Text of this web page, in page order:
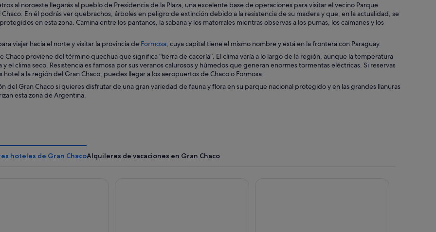
v
e
n
a
n
a
n
e
al noroeste llegarás al pueblo de Presidencia de la Plaza, una excelente base de operaciones para visitar el vecino Parque
Chaco. En él podrás ver quebrachos, árboles en peligro de extinción debido a la resistencia de su madera y que, en la actualidad, se
en esta zona. Camina entre los pantanos, la sabana y los matorrales mientras observas a los pumas, los caimanes y los
viajar hacia el norte y visitar la provincia de FormosaS
a
b
r
e
n
, cuya capital tiene el mismo nombre y está en la frontera con Paraguay.
Chaco proviene del término quechua que significa “tierra de cacería”. El clima varía a lo largo de la región, aunque la temperatura
y el clima seco. Resistencia es famosa por sus veranos calurosos y húmedos que generan enormes tormentas eléctricas. Si reservas
hotel a la región del Gran Chaco, puedes llegar a los aeropuertos de Chaco o Formosa.
del Gran Chaco si quieres disfrutar de una gran variedad de fauna y flora en su parque nacional protegido y en las grandes llanuras
esta zona de Argentina.
hoteles de Gran ChacoAlquileres de vacaciones en Gran Chaco